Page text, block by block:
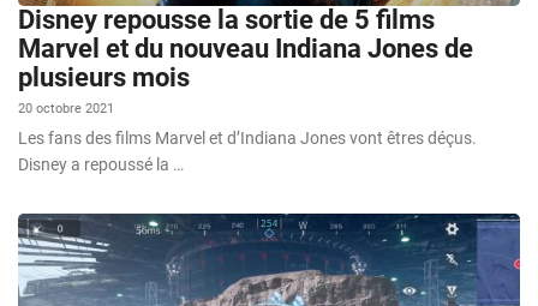
Disney repousse la sortie de 5 films
Marvel et du nouveau Indiana Jones de
plusieurs mois
20 octobre 2021
Les fans des films Marvel et d’Indiana Jones vont êtres déçus.
Disney a repoussé la …